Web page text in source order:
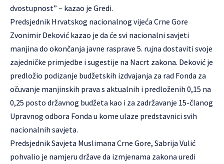
dvostupnost” – kazao je Gredi.
Predsjednik Hrvatskog nacionalnog vijeća Crne Gore
Zvonimir Deković kazao je da će svi nacionalni savjeti
manjina do okončanja javne rasprave 5. rujna dostaviti svoje
zajedničke primjedbe i sugestije na Nacrt zakona. Deković je
predložio podizanje budžetskih izdvajanja za rad Fonda za
očuvanje manjinskih prava s aktualnih i predloženih 0,15 na
0,25 posto državnog budžeta kao i za zadržavanje 15-članog
Upravnog odbora Fonda u kome ulaze predstavnici svih
nacionalnih savjeta.
Predsjednik Savjeta Muslimana Crne Gore, Sabrija Vulić
pohvalio je namjeru države da izmjenama zakona uredi